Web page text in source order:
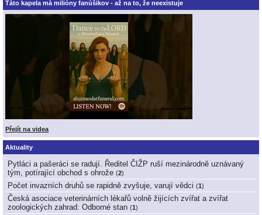
Táto kapela má milióny fanúšikov - až na to, že neexistuje
Přejít na videa
Aktuality
Pytláci a pašeráci se radují. Ředitel ČIŽP ruší mezinárodně uznávaný
tým, potírající obchod s ohrože (2)
Počet invazních druhů se rapidně zvyšuje, varují vědci (1)
Česká asociace veterinárních lékařů volně žijících zvířat a zvířat
zoologických zahrad: Odborné stan (1)